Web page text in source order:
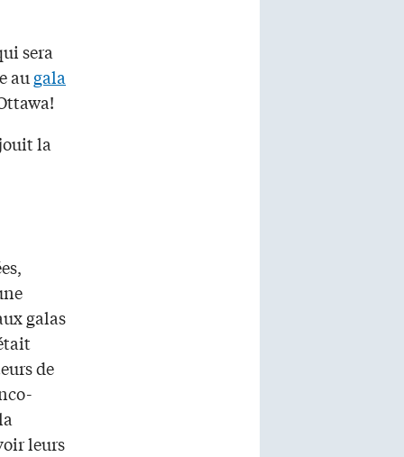
sera
au gala
la
galas
de
leurs